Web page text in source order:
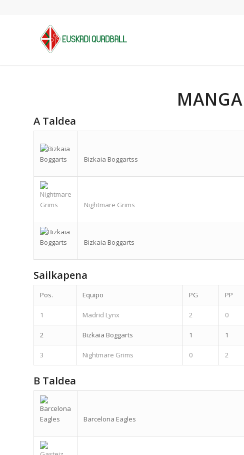
A Taldea
Bizkaia Boggartss
Nightmare Grims
Bizkaia Boggarts
Sailkapena
Pos. Equipo PG PP
1 Madrid Lynx 2 0
2 Bizkaia Boggarts 1 1
3 Nightmare Grims 0 2
B Taldea
Barcelona Eagles